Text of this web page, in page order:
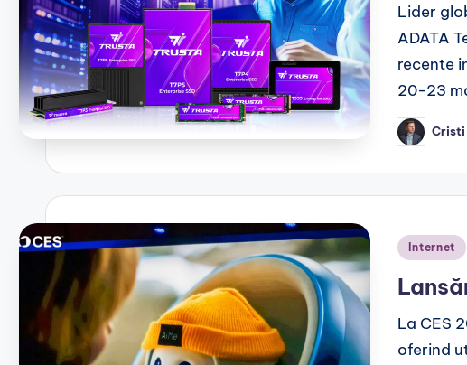
Lider
ADATA
recente
20-23
Posted
by
Cristi
Posted
Internet
La CES
oferind